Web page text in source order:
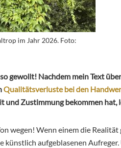
im Jahr 2026. Foto:
gewollt! Nachdem mein Text
Qualitätsverluste bei den
und Zustimmung bekommen hat,
wegen! Wenn einem die
künstlich aufgeblasenen